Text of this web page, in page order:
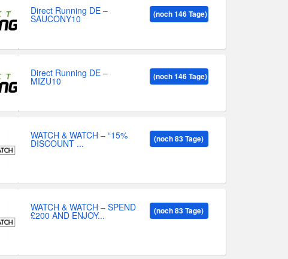
Direct Running DE –
SAUCONY10 (noch 146 Tage)
Direct Running DE –
MIZU10 (noch 146 Tage)
WATCH & WATCH – “15%
DISCOUNT ... (noch 83 Tage)
WATCH & WATCH – SPEND
£200 AND ENJOY... (noch 83 Tage)